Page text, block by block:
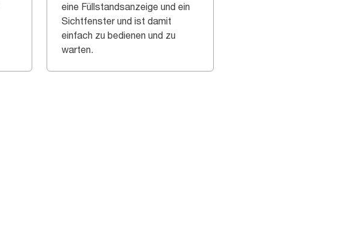
eine Füllstandsanzeige und ein
Sichtfenster und ist damit
einfach zu bedienen und zu
warten.